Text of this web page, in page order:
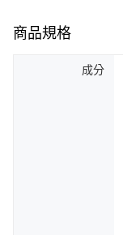
商品規格
成分